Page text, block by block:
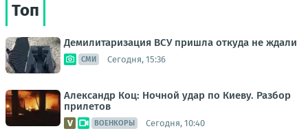
Топ
Демилитаризация ВСУ пришла откуда не ждали
СМИ Сегодня, 15:36
Александр Коц: Ночной удар по Киеву. Разбор
прилетов
ВОЕНКОРЫ Сегодня, 10:40